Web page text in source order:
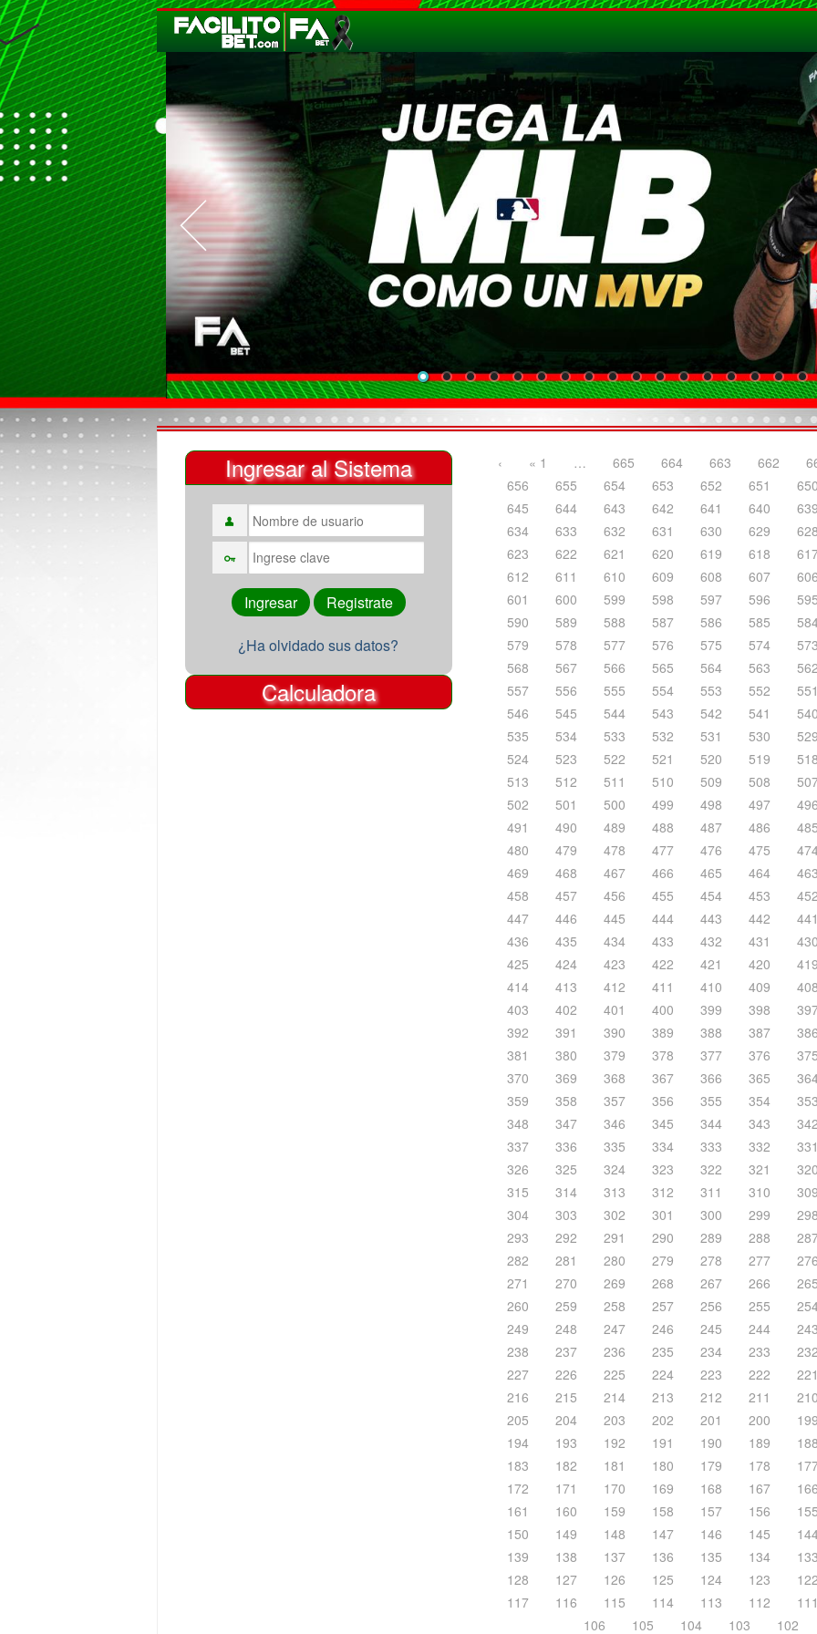
Ingresar al Sistema
¿Ha olvidado sus datos?
Calculadora
‹ « 1 … 665 664 663 662
656
655 654 653 652 651
645
644 643 642 641 640
634
633 632 631 630 629
623
622 621 620 619 618
612
611 610 609 608 607
601
600 599 598 597 596
590
589 588 587 586 585
579
578 577 576 575 574
568
567 566 565 564 563
557
556 555 554 553 552
546
545 544 543 542 541
535
534 533 532 531 530
524
523 522 521 520 519
513
512 511 510 509 508
502
501 500 499 498 497
491
490 489 488 487 486
480
479 478 477 476 475
469
468 467 466 465 464
458
457 456 455 454 453
447
446 445 444 443 442
436
435 434 433 432 431
425
424 423 422 421 420
414
413 412 411 410 409
403
402 401 400 399 398
392
391 390 389 388 387
381
380 379 378 377 376
370
369 368 367 366 365
359
358 357 356 355 354
348
347 346 345 344 343
337
336 335 334 333 332
326
325 324 323 322 321
315
314 313 312 311 310
304
303 302 301 300 299
293
292 291 290 289 288
282
281 280 279 278 277
271
270 269 268 267 266
260
259 258 257 256 255
249
248 247 246 245 244
238
237 236 235 234 233
227
226 225 224 223 222
216
215 214 213 212 211
205
204 203 202 201 200
194
193 192 191 190 189
183
182 181 180 179 178
172
171 170 169 168 167
161
160 159 158 157 156
150
149 148 147 146 145
139
138 137 136 135 134
128
127 126 125 124 123
117
116 115 114 113 112
106
105 104 103 102